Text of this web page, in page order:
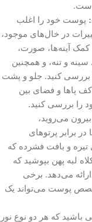
است.
پوست خود را اغلب
در خال‌های موجود،
آینه‌ها، صورت،
و تنه، و همچنین
بررسی کنید. جلو و پشت
کف پاها و فضای بین
را بررسی کنید.
می‌روید،
برابر پرتوهای
و بافت فشرده که
لبه پهن بپوشید که
می‌دهد. برخی
پوست می‌تواند یک
باشید که هر دو نوع نور